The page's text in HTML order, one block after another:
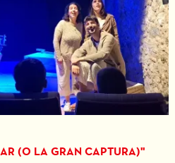
(O LA GRAN CAPTURA)"